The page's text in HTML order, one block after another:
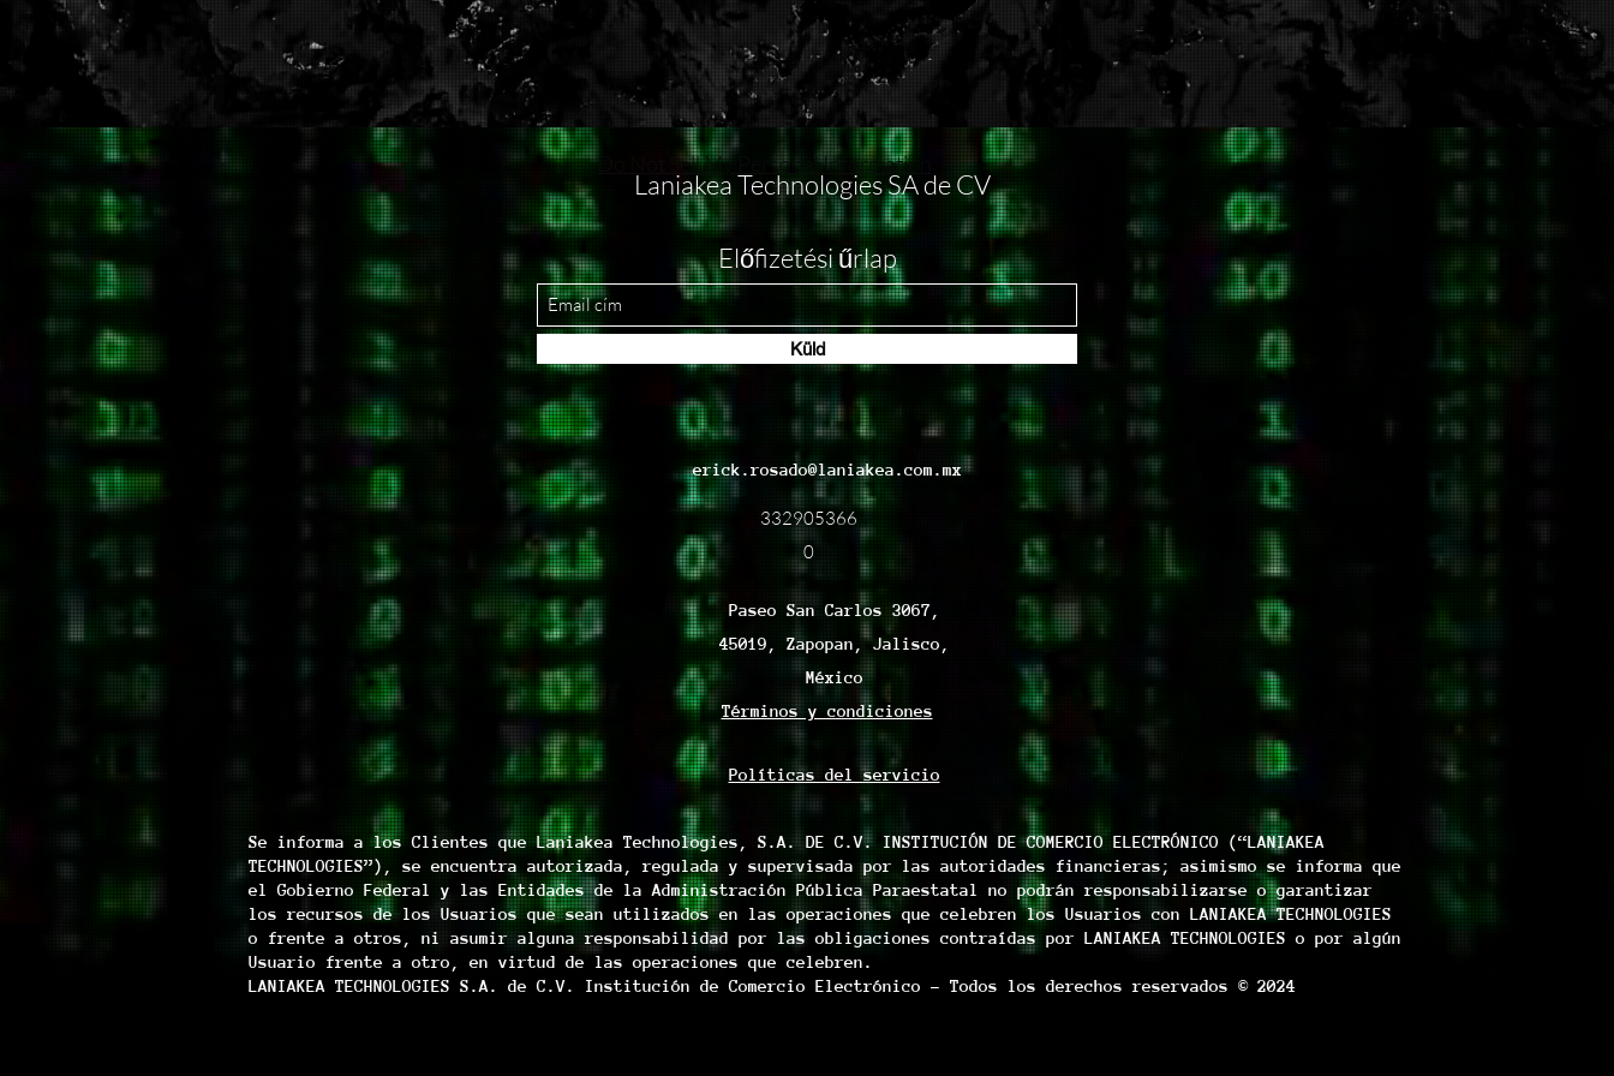
Laniakea Technologies SA de CV
Do Not Sell My Personal Information
Előfizetési űrlap
Küld
erick.rosado@laniakea.com.mx
332905366
0
Paseo San Carlos 3067,
45019, Zapopan, Jalisco,
México
Términos y condiciones
Políticas del servicio
Se informa a los Clientes que Laniakea Technologies, S.A. DE C.V. INSTITUCIÓN DE COMERCIO ELECTRÓNICO (“LANIAKEA
TECHNOLOGIES”), se encuentra autorizada, regulada y supervisada por las autoridades financieras; asimismo se informa que
el Gobierno Federal y las Entidades de la Administración Pública Paraestatal no podrán responsabilizarse o garantizar
los recursos de los Usuarios que sean utilizados en las operaciones que celebren los Usuarios con LANIAKEA TECHNOLOGIES
o frente a otros, ni asumir alguna responsabilidad por las obligaciones contraídas por LANIAKEA TECHNOLOGIES o por algún
Usuario frente a otro, en virtud de las operaciones que celebren.
LANIAKEA TECHNOLOGIES S.A. de C.V. Institución de Comercio Electrónico - Todos los derechos reservados © 2024